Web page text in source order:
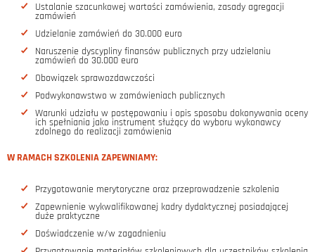
Ustalanie szacunkowej wartości zamówienia, zasady agregacji
zamówień
Udzielanie zamówień do 30.000 euro
Naruszenie dyscypliny finansów publicznych przy udzielaniu
zamówień do 30.000 euro
Obowiązek sprawozdawczości
Podwykonawstwo w zamówieniach publicznych
Warunki udziału w postępowaniu i opis sposobu dokonywania oceny
ich spełniania jako instrument służący do wyboru wykonawcy
zdolnego do realizacji zamówienia
W RAMACH SZKOLENIA ZAPEWNIAMY:
Przygotowanie merytoryczne oraz przeprowadzenie szkolenia
Zapewnienie wykwalifikowanej kadry dydaktycznej posiadającej
duże praktyczne
Doświadczenie w/w zagadnieniu